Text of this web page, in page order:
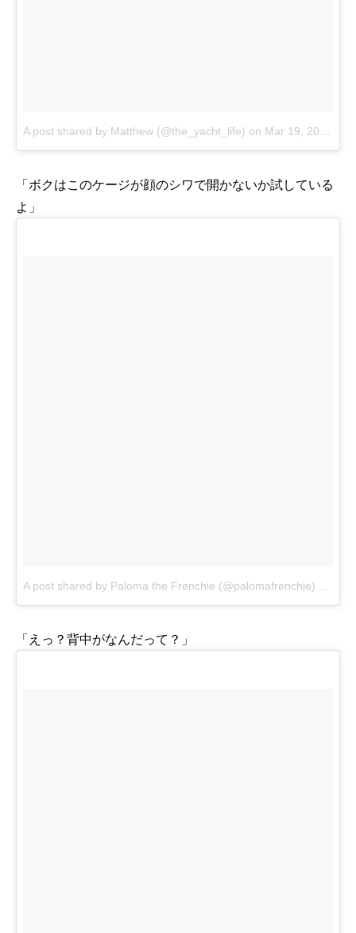
A post shared by Matthew (@the_yacht_life) on Mar 19, 2017 at 8:44pm PDT
「ボクはこのケージが顔のシワで開かないか試している
よ」
A post shared by Paloma the Frenchie (@palomafrenchie)
「えっ？背中がなんだって？」